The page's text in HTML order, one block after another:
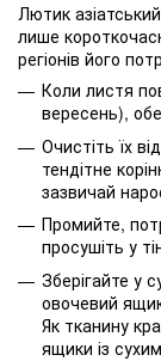
Лютик
лише
регіонів його
Коли листя
вересень),
Очистіть їх
тендітне
зазвичай
Промийте,
просушіть у
Зберігайте у
овочевий
Як тканину
ящики із